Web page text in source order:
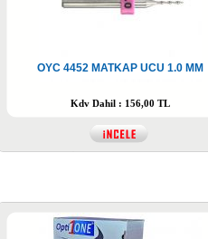
OYC 4452 MATKAP UCU 1.0 MM
Kdv Dahil : 156,00 TL